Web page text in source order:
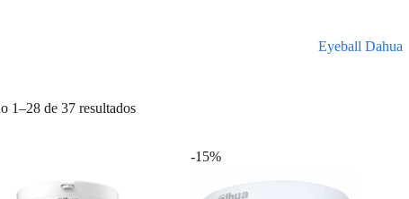
Eyeball Dahua
1–28 de 37 resultados
-15%